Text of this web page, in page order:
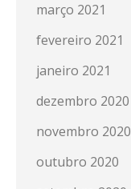
março 2021
fevereiro 2021
janeiro 2021
dezembro 2020
novembro 2020
outubro 2020